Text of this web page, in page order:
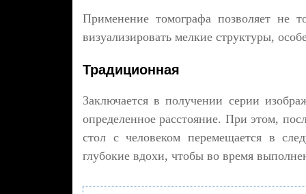
Применение томографа позволяет не
визуализировать мелкие структуры,
Традиционная
Заключается в получении серии
определенное расстояние. При этом,
стол с человеком перемещается в
глубокие вдохи, чтобы во время